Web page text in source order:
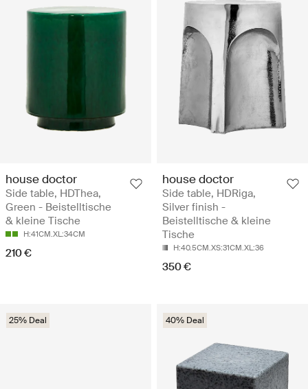
house doctor
Side table, HDThea,
Green - Beistelltische
& kleine Tische
H:41CM.XL:34CM
210 €
house doctor
Side table, HDRiga,
Silver finish -
Beistelltische & kleine
Tische
H:40.5CM.XS:31CM.XL:36
350 €
25% Deal 40% Deal